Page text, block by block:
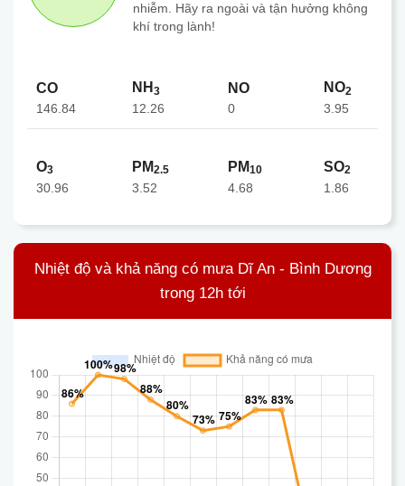
nhiễm. Hãy ra ngoài và tận hưởng không
khí trong lành!
CO
146.84
NH 3
12.26
NO
0
NO2
3.95
O3
30.96
PM2.5
3.52
PM10
4.68
SO2
1.86
Nhiệt độ và khả năng có mưa Dĩ An - Bình Dương
trong 12h tới